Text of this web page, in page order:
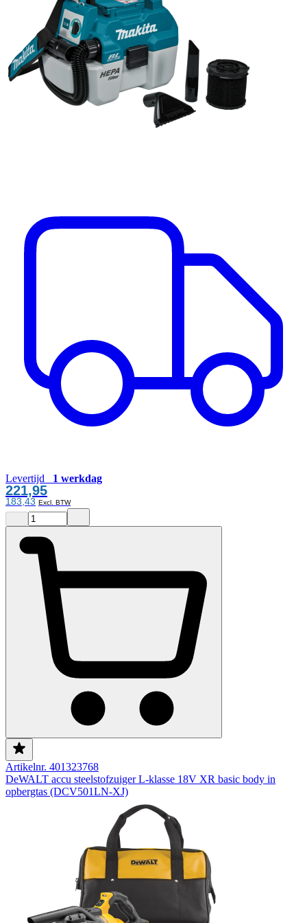
Levertijd 1 werkdag
221,95
183,43
Artikelnr. 401323768
DeWALT accu steelstofzuiger L-klasse 18V XR basic body in
opbergtas (DCV501LN-XJ)